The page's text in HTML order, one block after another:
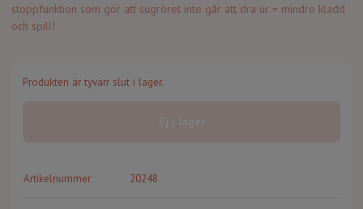
stoppfunktion som gör att sugröret inte går att dra ur = mindre kladd
och spill!
Produkten är tyvärr slut i lager.
Artikelnummer 20248